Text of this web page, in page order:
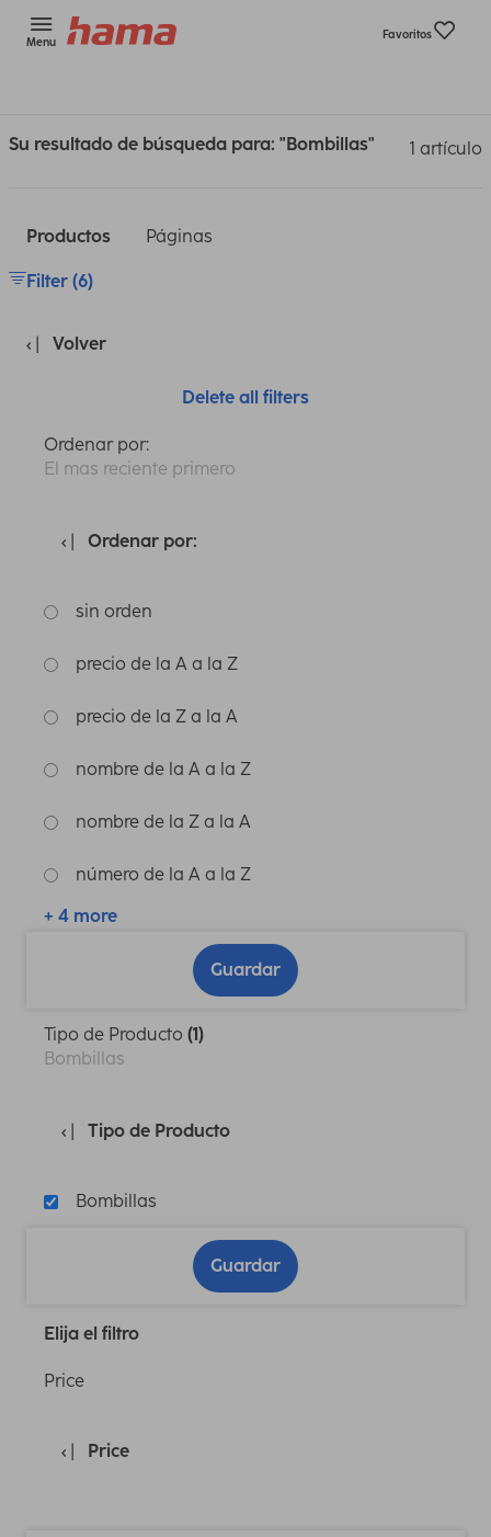
Menu
Favoritos
Su resultado de búsqueda para: "Bombillas" 1 artículo
Productos Páginas
Filter (6)
Volver
Delete all filters
Ordenar por:
El mas reciente primero
Ordenar por:
sin orden
precio de la A a la Z
precio de la Z a la A
nombre de la A a la Z
nombre de la Z a la A
número de la A a la Z
+ 4 more
Guardar
Tipo de Producto (1)
Bombillas
Tipo de Producto
Bombillas
Guardar
Elija el filtro
Price
Price